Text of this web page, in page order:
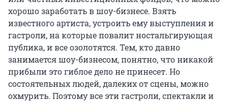
хорошо заработать в шоу-бизнесе. Взять
известного артиста, устроить ему выступления и
гастроли, на которые повалит ностальгирующая
публика, и все озолотятся. Тем, кто давно
занимается шоу-бизнесом, понятно, что никакой
прибыли это гиблое дело не принесет. Но
состоятельных людей, далеких от сцены, можно
охмурить. Поэтому все эти гастроли, спектакли и